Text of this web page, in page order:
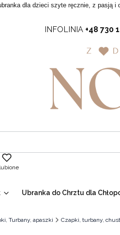
dla dzieci szyte ręcznie, z pasją i
INFOLINIA +48 730
Ubranka do Chrztu dla
Turbany, apaszki Czapki, turbany,